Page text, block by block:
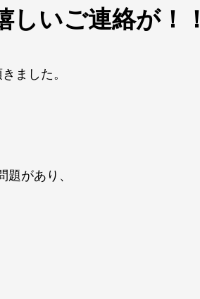
いご連絡が！！
ました。
があり、